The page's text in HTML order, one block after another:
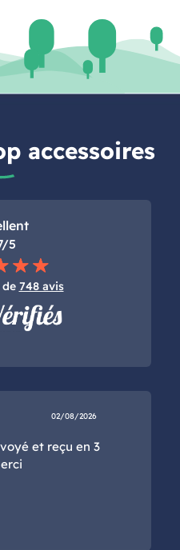
accessoires
5
de 748 avis
02/08/2026
et reçu en 3